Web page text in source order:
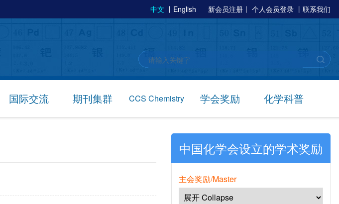
中文 丨 English 新会员注册 丨 个人会员登录 丨 联系我们
国际交流 期刊集群 CCS Chemistry 学会奖励 化学科普
中国化学会设立的学术奖励
主会奖励/Master